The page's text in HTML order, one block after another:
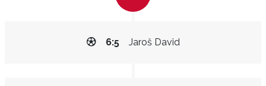
Jaroš David
6:5